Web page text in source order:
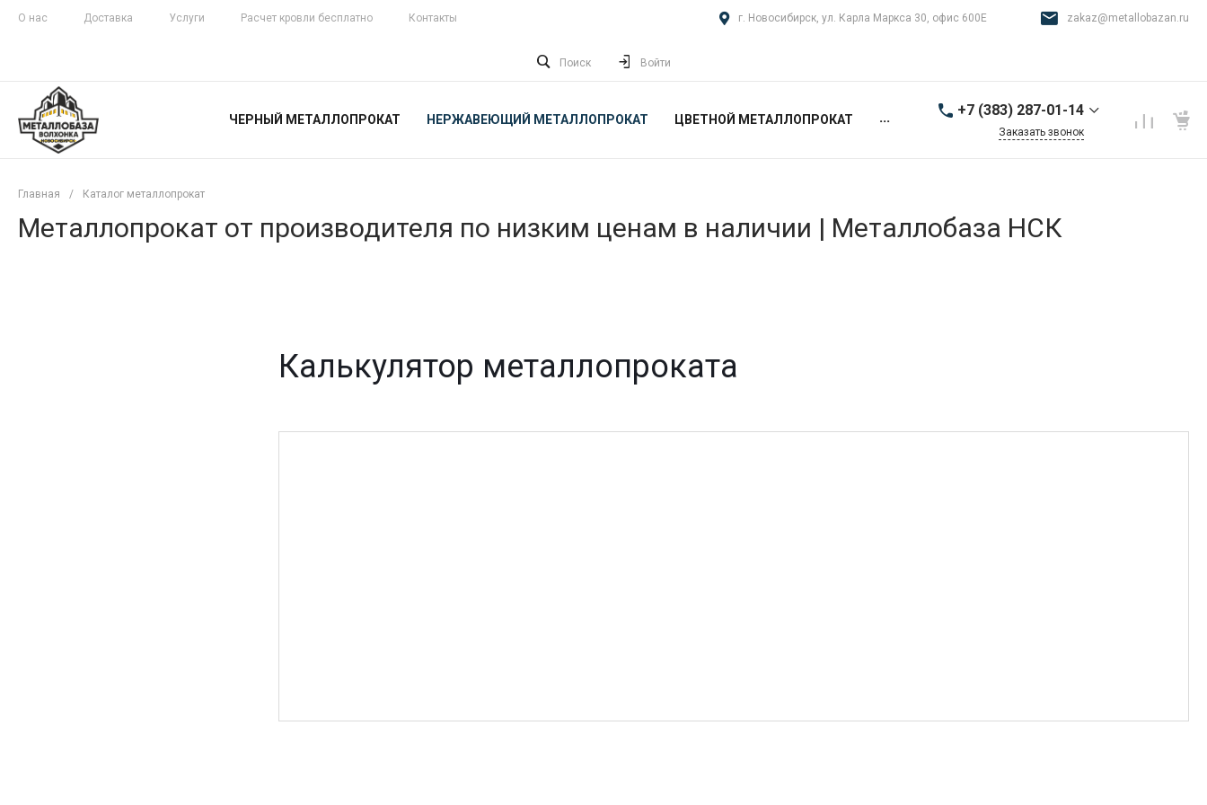
О нас Доставка Услуги Расчет кровли бесплатно Контакты г. Новосибирск, ул. Карла Маркса 30, офис 600Е zakaz@metallobazan.ru
Поиск Войти
ЧЕРНЫЙ МЕТАЛЛОПРОКАТ НЕРЖАВЕЮЩИЙ МЕТАЛЛОПРОКАТ ЦВЕТНОЙ МЕТАЛЛОПРОКАТ ... +7 (383) 287-01-14
9:00-18:00 пн-пт
Заказать звонок
Главная / Каталог металлопрокат
Металлопрокат от производителя по низким ценам в наличии | Металлобаза НСК
Калькулятор металлопроката